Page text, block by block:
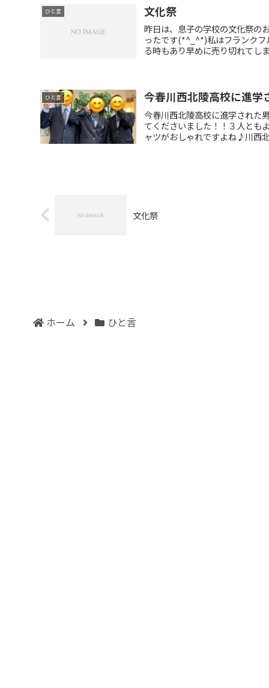
ひと言 文化祭
昨日は、息子の学校の文化祭の
ったです(*^_^*)私はフランクフ
る時もあり早めに売り切れてし
ひと言 今春川西北陵高校に進学
今春川西北陵高校に進学された
てくださいました！！３人とも
ャツがおしゃれですよね♪川西
文化祭
ホーム ひと言